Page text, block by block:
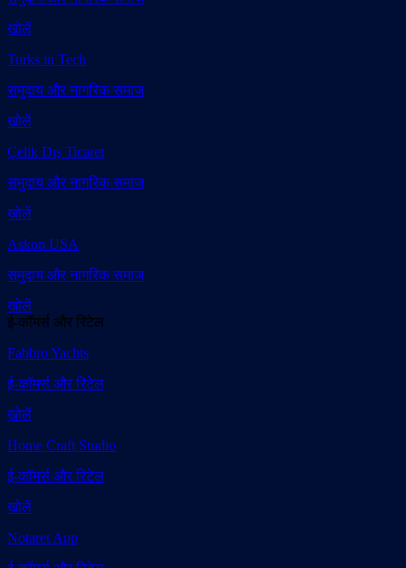
खोलें
Turks in Tech
समुदाय और नागरिक समाज
खोलें
Çelik Dış Ticaret
समुदाय और नागरिक समाज
खोलें
Askon USA
समुदाय और नागरिक समाज
खोलें
ई-कॉमर्स और रिटेल
Fabbro Yachts
ई-कॉमर्स और रिटेल
खोलें
Home Craft Studio
ई-कॉमर्स और रिटेल
खोलें
Notaret App